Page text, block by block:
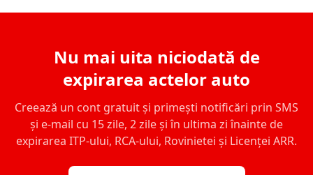
Nu mai uita niciodată de
expirarea actelor auto
Creează un cont gratuit și primești notificări prin SMS
și e-mail cu 15 zile, 2 zile și în ultima zi înainte de
expirarea ITP-ului, RCA-ului, Rovinietei și Licenței ARR.